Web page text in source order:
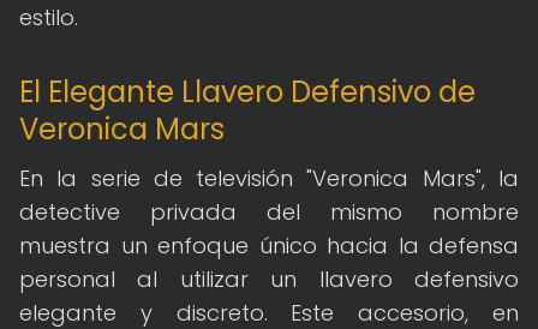
estilo.
El Elegante Llavero Defensivo de
Veronica Mars
En la serie de televisión "Veronica Mars", la
detective privada del mismo nombre
muestra un enfoque único hacia la defensa
personal al utilizar un llavero defensivo
elegante y discreto. Este accesorio, en